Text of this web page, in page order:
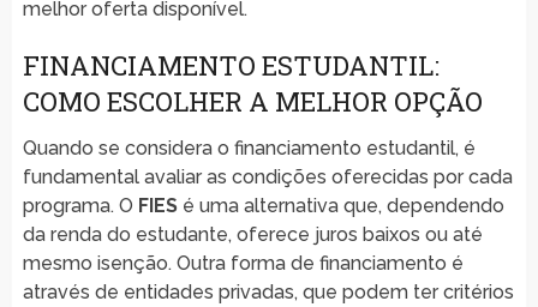
melhor oferta disponível.
FINANCIAMENTO ESTUDANTIL:
COMO ESCOLHER A MELHOR OPÇÃO
Quando se considera o financiamento estudantil, é
fundamental avaliar as condições oferecidas por cada
programa. O FIESé uma alternativa que, dependendo
da renda do estudante, oferece juros baixos ou até
mesmo isenção. Outra forma de financiamento é
através de entidades privadas, que podem ter critérios